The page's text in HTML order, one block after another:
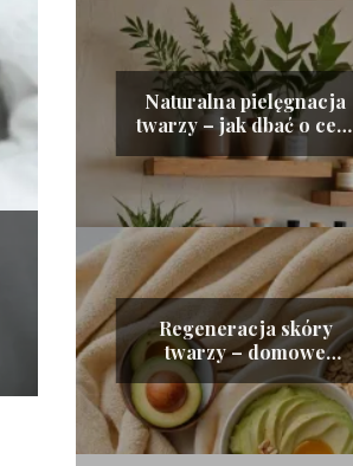
Naturalna pielęgnacja
twarzy – jak dbać o cerę
bez chemii
Regeneracja skóry
twarzy – domowe
sposoby na zdrową i
odżywioną cerę